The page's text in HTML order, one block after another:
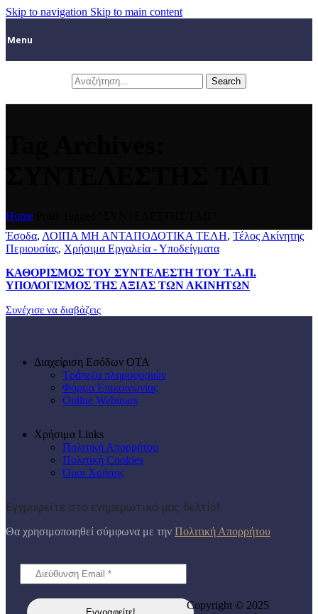
Skip to navigation Skip to main content
Menu
Search
Home
Έσοδα, ΛΟΙΠΑ ΜΗ ΑΝΤΑΠΟΔΟΤΙΚΑ ΤΕΛΗ, Τέλος Ακίνητης
Περιουσίας, Χρήσιμα Εργαλεία - Υποδείγματα
ΚΑΘΟΡΙΣΜΟΣ ΤΟΥ ΣΥΝΤΕΛΕΣΤΗ ΤΟΥ Τ.Α.Π.
ΥΠΟΛΟΓΙΣΜΟΣ ΤΗΣ ΑΞΙΑΣ ΤΩΝ ΑΚΙΝΗΤΩΝ
Συνέχισε να διαβάζεις
Διαχείριση Εσόδων ΟΤΑ
Τράπεζα πληροφοριών
Φόρμα Επικοινωνίας
Online Webinars
Χρήσιμα Links
Πολιτική Απορρήτου
Πολιτική Cookies
Όροι Χρήσης
Εγγραφείτε στο ενημερωτικό μας δελτίο!
Θα χρησιμοποιηθεί σύμφωνα με την Πολιτική Απορρήτου
Copyright © 2025